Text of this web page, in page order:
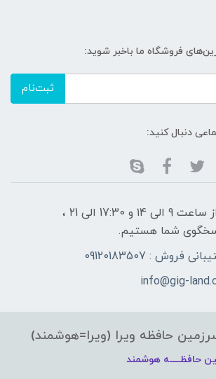
فروشگاه ما باخبر شوید:
ثبت‌نام
دنبال کنید:
شنبه تا چهارشنبه از ساعت 9 الی ۱4 و 17:30 الی ۲1 ،
فروش : 09120183507
info@gig-
حافظه ویرا (ویرا=هوشمند)
حافظـــــه هوشمند